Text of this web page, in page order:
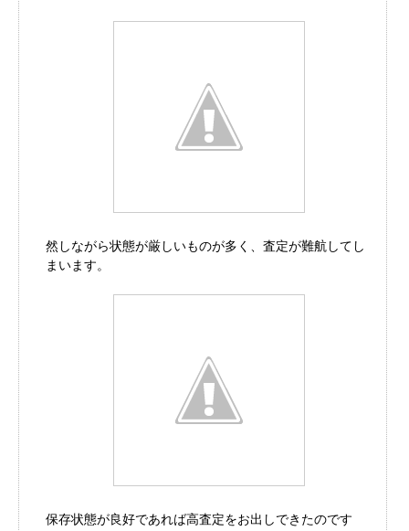
然しながら状態が厳しいものが多く、査定が難航してし
まいます。
保存状態が良好であれば高査定をお出しできたのです